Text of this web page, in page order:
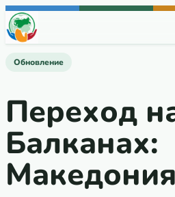
Перейти к содержимому
Обновление
Переход
Балканах:
Македония